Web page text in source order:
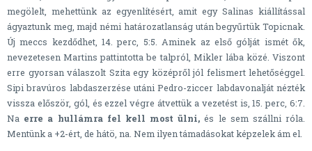
megölelt, mehettünk az egyenlítésért, amit egy Salinas kiállítással
ágyaztunk meg, majd némi határozatlanság után begyűrtük Topicnak.
Új meccs kezdődhet, 14. perc, 5:5. Aminek az első gólját ismét ők,
nevezetesen Martins pattintotta be talpról, Mikler lába közé. Viszont
erre gyorsan válaszolt Szita egy középről jól felismert lehetőséggel.
Sipi bravúros labdaszerzése utáni Pedro-ziccer labdavonalját nézték
vissza először, gól, és ezzel végre átvettük a vezetést is, 15. perc, 6:7.
Na erre a hullámra fel kell most ülni, és le sem szállni róla.
Mentünk a +2-ért, de hátö, na. Nem ilyen támadásokat képzelek ám el.